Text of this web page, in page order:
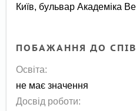
Київ, бульвар Академіка
ПОБАЖАННЯ ДО
Освіта:
не має значення
Досвід роботи: